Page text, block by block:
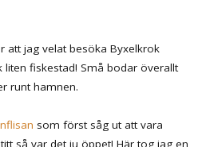
att jag velat besöka Byxelkrok
liten fiskestad! Små bodar överallt
runt hamnen.
som först såg ut att vara
så var det ju öppet! Här tog jag en